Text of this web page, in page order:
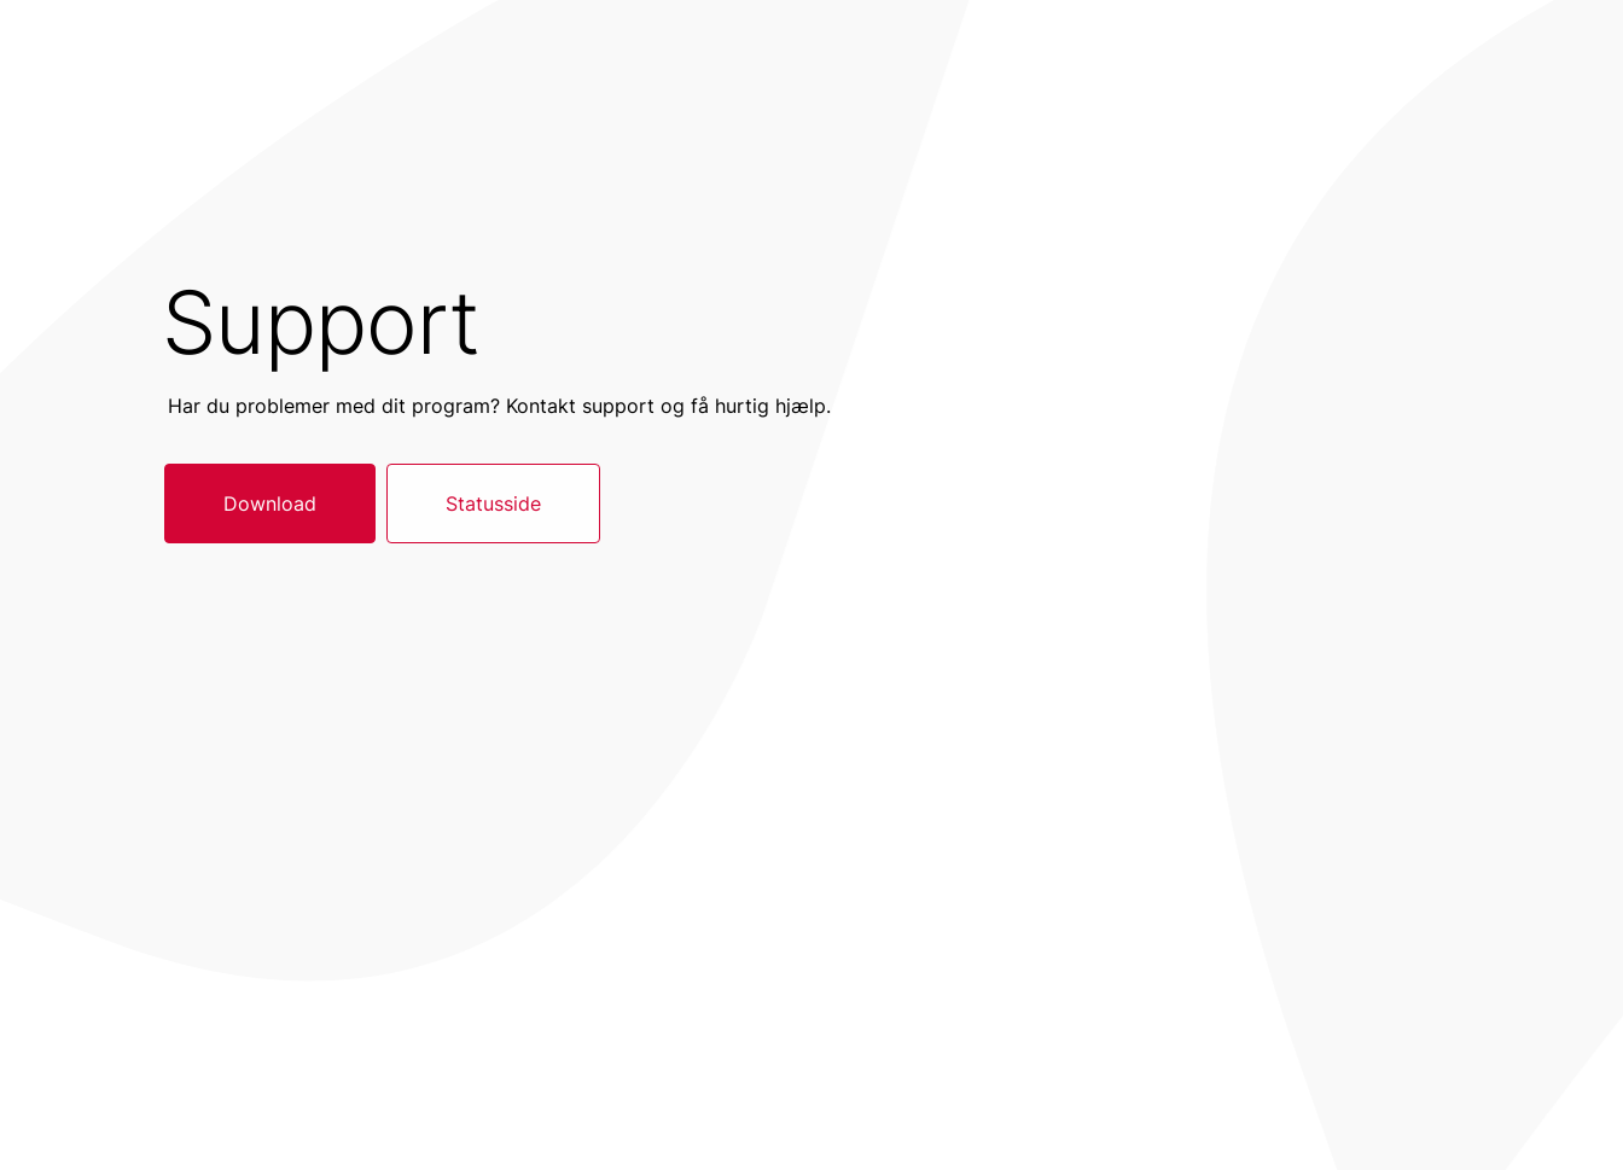
Support
Har du problemer med dit program? Kontakt support og få hurtig hjælp.
Download Statusside